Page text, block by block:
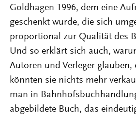
Goldhagen 1996, dem eine
geschenkt wurde, die sich
proportional zur Qualität des
Und so erklärt sich auch,
Autoren und Verleger
könnten sie nichts mehr
man in
abgebildete Buch, das